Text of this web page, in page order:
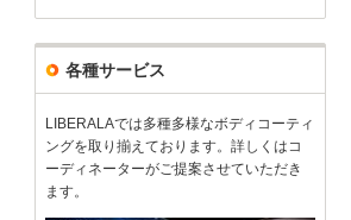
【ご縁】に感謝
総合評価 5点接客：
各種サービス
LIBERALAでは多種多様なボディコーティ
ングを取り揃えております。詳しくはコ
ーディネーターがご提案させていただき
ます。